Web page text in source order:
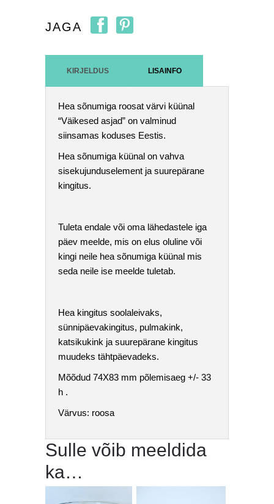
JAGA
KIRJELDUS LISAINFO
Hea sõnumiga roosat värvi küünal
“Väikesed asjad” on valminud
siinsamas koduses Eestis.
Hea sõnumiga küünal on vahva
sisekujunduselement ja suurepärane
kingitus.
Tuleta endale või oma lähedastele iga
päev meelde, mis on elus oluline või
kingi neile hea sõnumiga küünal mis
seda neile ise meelde tuletab.
Hea kingitus soolaleivaks,
sünnipäevakingitus, pulmakink,
katsikukink ja suurepärane kingitus
muudeks tähtpäevadeks.
Mõõdud 74X83 mm põlemisaeg +/- 33
h .
Värvus: roosa
Sulle võib meeldida
ka…